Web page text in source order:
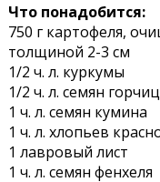
Что понадобится:
750 г картофеля,
толщиной 2-3 см
1/2 ч. л. куркумы
1/2 ч. л. семян
1 ч. л. семян кумина
1 ч. л. хлопьев
1 лавровый лист
1 ч. л. семян фенхеля